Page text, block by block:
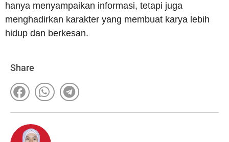
hanya menyampaikan informasi, tetapi juga
menghadirkan karakter yang membuat karya lebih
hidup dan berkesan.
Share